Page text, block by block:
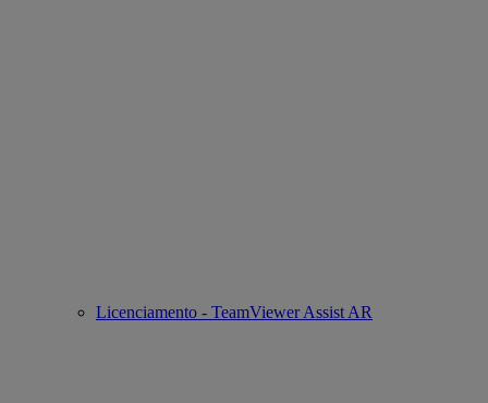
Licenciamento - TeamViewer Assist AR